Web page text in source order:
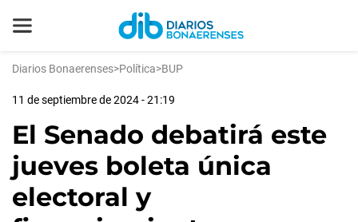
Diarios Bonaerenses>Política>BUP
11 de septiembre de 2024 - 21:19
El Senado debatirá este
jueves boleta única
electoral y